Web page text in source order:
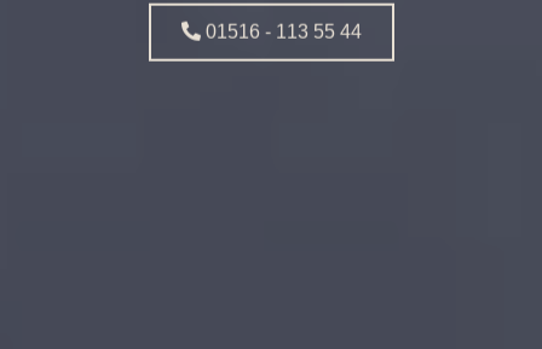
01516 - 113 55 44